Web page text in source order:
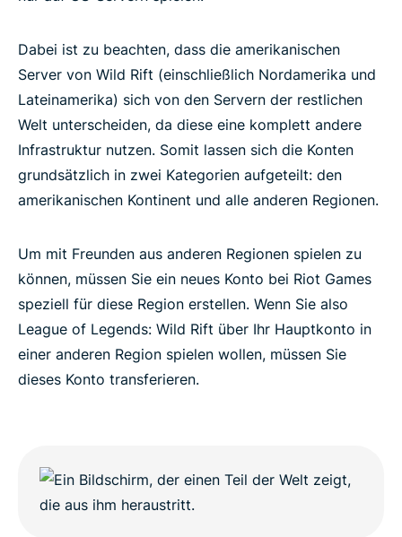
Dabei ist zu beachten, dass die amerikanischen
Server von Wild Rift (einschließlich Nordamerika und
Lateinamerika) sich von den Servern der restlichen
Welt unterscheiden, da diese eine komplett andere
Infrastruktur nutzen. Somit lassen sich die Konten
grundsätzlich in zwei Kategorien aufgeteilt: den
amerikanischen Kontinent und alle anderen Regionen.
Um mit Freunden aus anderen Regionen spielen zu
können, müssen Sie ein neues Konto bei Riot Games
speziell für diese Region erstellen. Wenn Sie also
League of Legends: Wild Rift über Ihr Hauptkonto in
einer anderen Region spielen wollen, müssen Sie
dieses Konto transferieren.